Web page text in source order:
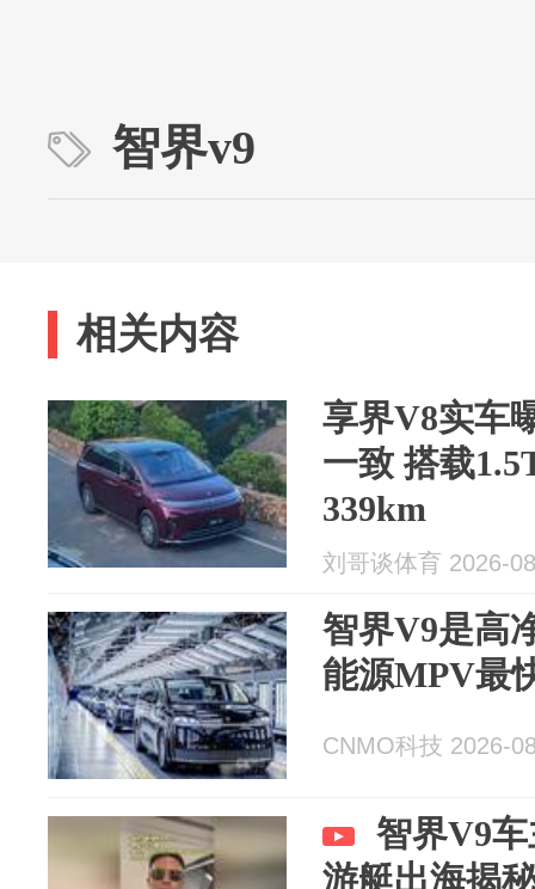
智界v9
相关内容
享界V8实车
一致 搭载
339km
刘哥谈体育 2026-
智界V9是高
能源MPV最
CNMO科技 2026-
智界V9
游艇出海揭